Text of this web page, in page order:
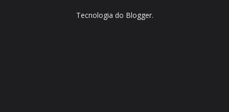
Tecnologia do Blogger.